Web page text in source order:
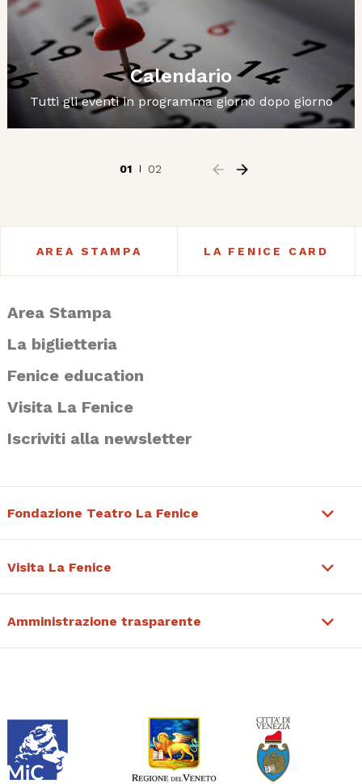
Calendario
Tutti gli eventi in programma giorno dopo giorno
01 02
AREA STAMPA LA FENICE CARD
Area Stampa
La biglietteria
Fenice education
Visita La Fenice
Iscriviti alla newsletter
Fondazione Teatro La Fenice
Visita La Fenice
Amministrazione trasparente